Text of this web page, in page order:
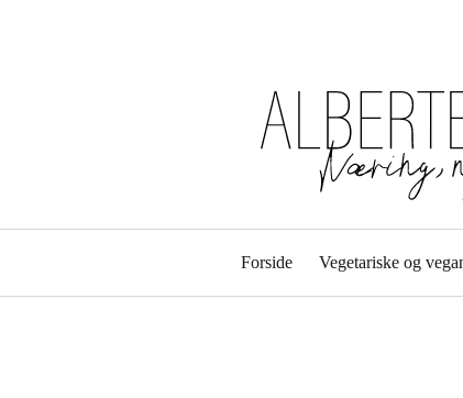
Forside Vegetariske og